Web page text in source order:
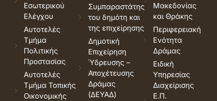
Εσωτερικού
Ελέγχου
Αυτοτελές
Τμήμα
Πολιτικής
Προστασίας
Αυτοτελές
Τμήμα Τοπικής
Οικονομικής
Συμπαραστάτης
του δημότη και
της επιχείρησης
Δημοτική
Επιχείρηση
Ύδρευσης –
Αποχέτευσης
Δράμας
(ΔΕΥΑΔ)
Μακεδονίας
και Θράκης
Περιφερειακή
Ενότητα
Δράμας
Ειδική
Υπηρεσίας
Διαχείρισης
Ε.Π.